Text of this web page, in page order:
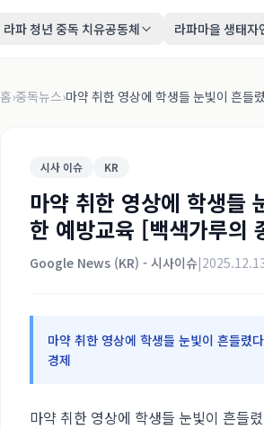
라파 청년 중독 치유공동체 라파마을 생태자
홈›중독뉴스›마약 취한 영상에 학생들 눈빛이 흔
시사 이슈 KR
마약 취한 영상에 학생들
한 예방교육 [백색가루의
Google News (KR) - 시사이슈|
마약 취한 영상에 학생들 눈빛이 흔들렸
경제
마약 취한 영상에 학생들 눈빛이 흔들